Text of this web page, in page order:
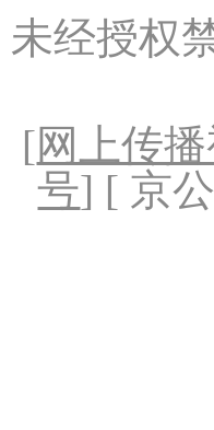
未经授权
[网上传
号] [ 京